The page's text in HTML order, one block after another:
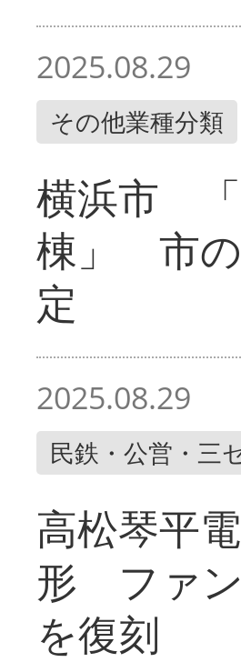
2025.08.29
その他業種分類
横浜市 「
棟」 市の
定
2025.08.29
民鉄・公営・三
高松琴平
形 ファン
を復刻